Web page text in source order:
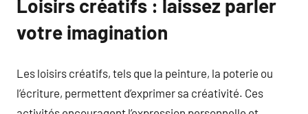
Loisirs créatifs : laissez parler
votre imagination
Les loisirs créatifs, tels que la peinture, la poterie ou
l’écriture, permettent d’exprimer sa créativité. Ces